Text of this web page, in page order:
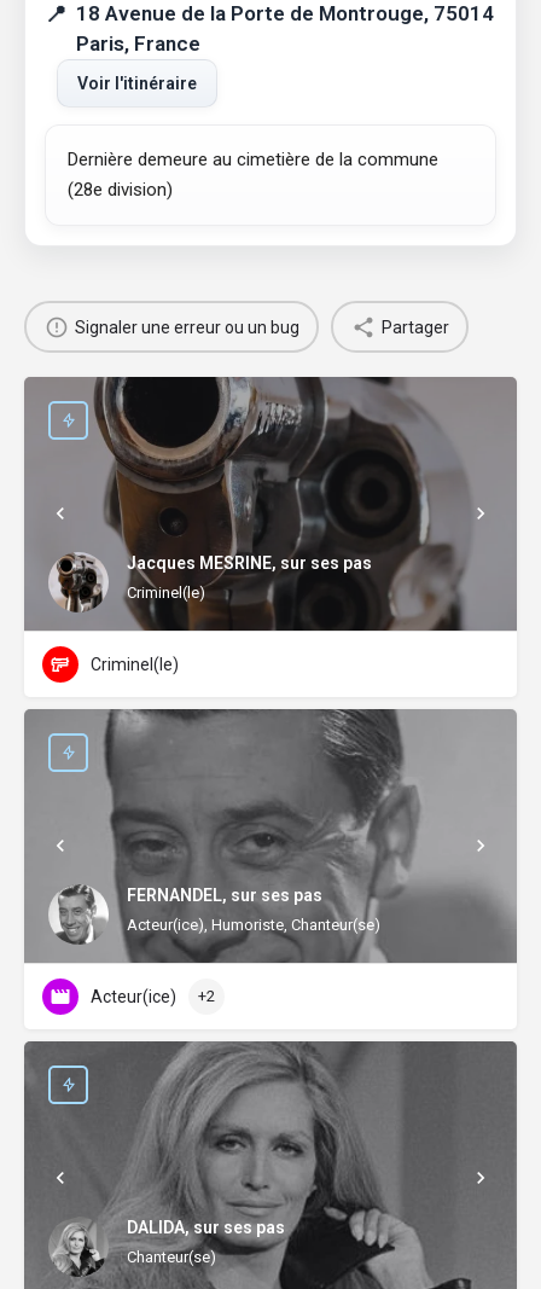
18 Avenue de la Porte de Montrouge, 75014
Paris, France
Voir l'itinéraire
Dernière demeure au cimetière de la commune
(28e division)
Signaler une erreur ou un bug Partager
Jacques MESRINE, sur ses pas
Criminel(le)
Criminel(le)
FERNANDEL, sur ses pas
Acteur(ice), Humoriste, Chanteur(se)
Acteur(ice) +2
DALIDA, sur ses pas
Chanteur(se)